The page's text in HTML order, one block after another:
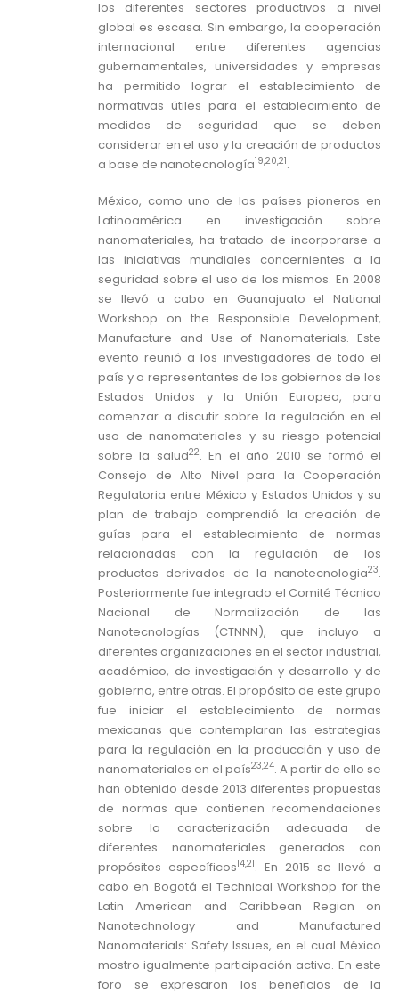
los diferentes sectores productivos a nivel
global es escasa. Sin embargo, la cooperación
internacional entre diferentes agencias
gubernamentales, universidades y empresas
ha permitido lograr el establecimiento de
normativas útiles para el establecimiento de
medidas de seguridad que se deben
considerar en el uso y la creación de productos
a base de nanotecnología19,20,21 .
México, como uno de los países pioneros en
Latinoamérica en investigación sobre
nanomateriales, ha tratado de incorporarse a
las iniciativas mundiales concernientes a la
seguridad sobre el uso de los mismos. En 2008
se llevó a cabo en Guanajuato el National
Workshop on the Responsible Development,
Manufacture and Use of Nanomaterials. Este
evento reunió a los investigadores de todo el
país y a representantes de los gobiernos de los
Estados Unidos y la Unión Europea, para
comenzar a discutir sobre la regulación en el
uso de nanomateriales y su riesgo potencial
sobre la salud22. En el año 2010 se formó el
Consejo de Alto Nivel para la Cooperación
Regulatoria entre México y Estados Unidos y su
plan de trabajo comprendió la creación de
guías para el establecimiento de normas
relacionadas con la regulación de los
productos derivados de la nanotecnologia23.
Posteriormente fue integrado el Comité Técnico
Nacional de Normalización de las
Nanotecnologías (CTNNN), que incluyo a
diferentes organizaciones en el sector industrial,
académico, de investigación y desarrollo y de
gobierno, entre otras. El propósito de este grupo
fue iniciar el establecimiento de normas
mexicanas que contemplaran las estrategias
para la regulación en la producción y uso de
nanomateriales en el país23,24. A partir de ello se
han obtenido desde 2013 diferentes propuestas
de normas que contienen recomendaciones
sobre la caracterización adecuada de
diferentes nanomateriales generados con
propósitos específicos14,21. En 2015 se llevó a
cabo en Bogotá el Technical Workshop for the
Latin American and Caribbean Region on
Nanotechnology and Manufactured
Nanomaterials: Safety Issues, en el cual México
mostro igualmente participación activa. En este
foro se expresaron los beneficios de la